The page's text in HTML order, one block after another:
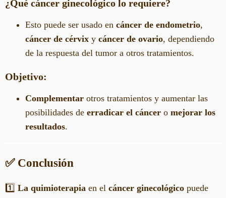
¿Qué cáncer ginecológico lo requiere?
Esto puede ser usado en cáncer de endometrio,
cáncer de cérvix y cáncer de ovario, dependiendo
de la respuesta del tumor a otros tratamientos.
Objetivo:
Complementar otros tratamientos y aumentar las
posibilidades de erradicar el cáncer o mejorar los
resultados.
✅ Conclusión
1️⃣ La quimioterapia en el cáncer ginecológico puede